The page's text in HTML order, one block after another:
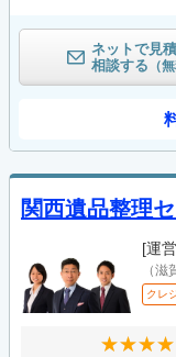
ネットで見積
相談する （
関西遺品整理
[運
（
クレ